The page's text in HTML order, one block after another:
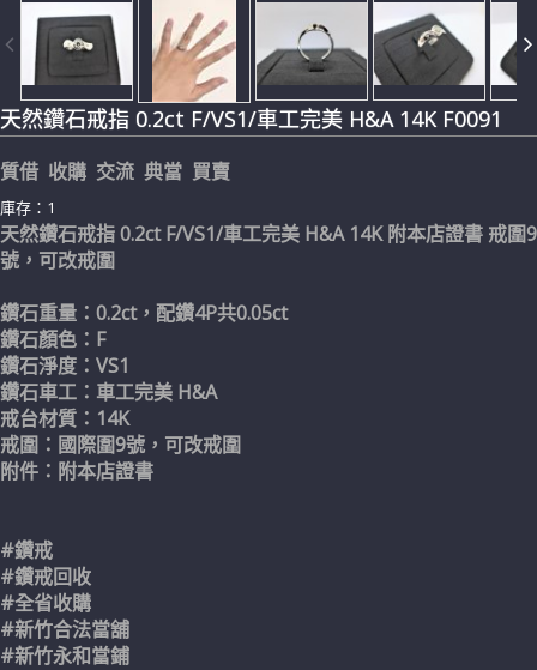
天然鑽石戒指 0.2ct F/VS1/車工完美 H&A 14K F0091
質借 收購 交流 典當 買賣
庫存：1
天然鑽石戒指 0.2ct F/VS1/車工完美 H&A 14K 附本店證書 戒圍9
號，可改戒圍
鑽石重量：0.2ct， 配鑽4P共0.05ct
鑽石顏色：F
鑽石淨度：VS1
鑽石車工：車工完美 H&A
戒台材質：14K
戒圍：國際圍9號，可改戒圍
附件：附本店證書
#鑽戒
#鑽戒回收
#全省收購
#新竹合法當舖
#新竹永和當鋪